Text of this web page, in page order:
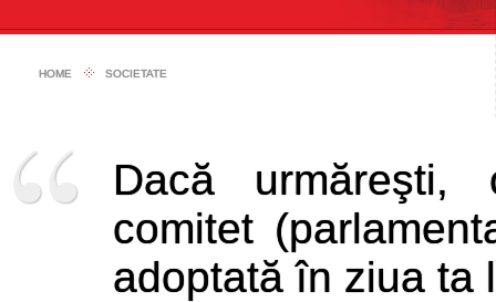
HOME SOCIETATE
Dacă
comitet
adoptată în ziua ta